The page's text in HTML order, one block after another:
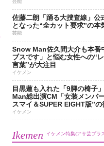
芸能
佐藤二朗「踊る大捜査線」公
となった“全カット要求”の本
芸能
Snow Man佐久間大介も本
ブスです」と悩む女性への“
言葉”が大注目
イケメン
目黒蓮も入れた「9脚の椅子
Man総出演CM「女装メンバ
スマイ＆SUPER EIGHT版”の
イケメン
Ikemen イケメン特集(アサ芸プラ